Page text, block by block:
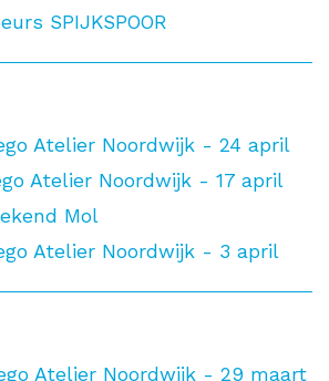
SPIJKSPOOR
Atelier Noordwijk - 24 april
Atelier Noordwijk - 17 april
Mol
Atelier Noordwijk - 3 april
Atelier Noordwijk - 29 maart